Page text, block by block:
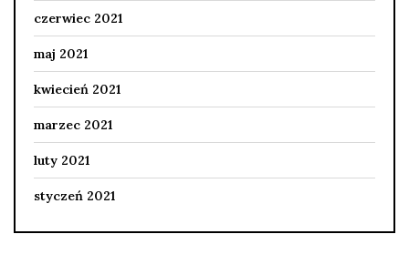
czerwiec 2021
maj 2021
kwiecień 2021
marzec 2021
luty 2021
styczeń 2021